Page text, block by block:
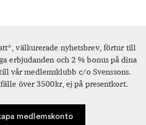
välkurerade nyhetsbrev, förtur till
erbjudanden och 2 % bonus på dina
vår medlemsklubb c/o Svenssons.
över 3500kr, ej på presentkort.
medlemskonto